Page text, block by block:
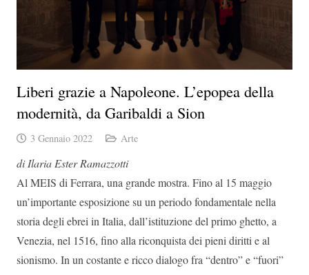
Liberi grazie a Napoleone. L’epopea della
modernità, da Garibaldi a Sion
3 Gennaio 2022 Arte
di Ilaria Ester Ramazzotti
Al MEIS di Ferrara, una grande mostra. Fino al 15 maggio
un’importante esposizione su un periodo fondamentale nella
storia degli ebrei in Italia, dall’istituzione del primo ghetto, a
Venezia, nel 1516, fino alla riconquista dei pieni diritti e al
sionismo. In un costante e ricco dialogo fra “dentro” e “fuori”